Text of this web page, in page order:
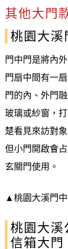
其他大門
桃園大溪
門中門是將內
門扇中間有一
門的內、外門
玻璃或紗窗，
楚看見來訪對
但小門開啟會
玄關門使用。
▲桃園大溪門
桃園大溪
信箱大門